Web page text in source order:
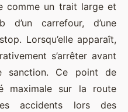
comme un trait large et
d’un carrefour, d’une
Lorsqu’elle apparaît,
s’arrêter avant
sanction. Ce point de
maximale sur la route
accidents lors des